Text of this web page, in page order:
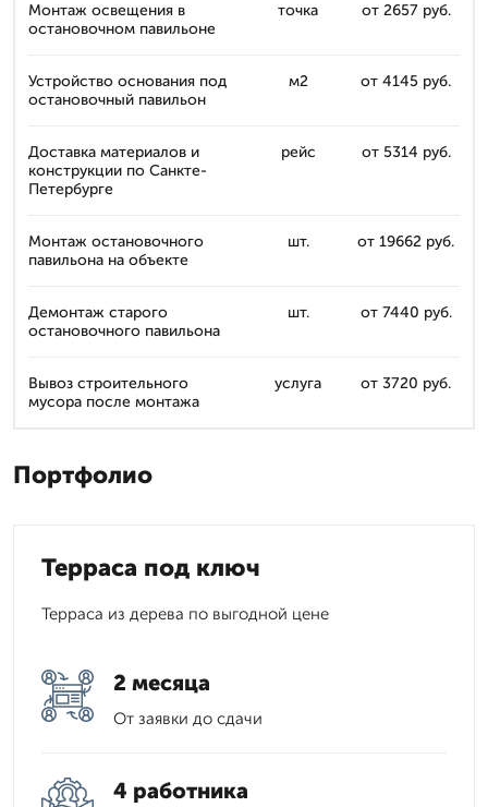
Монтаж освещения в
остановочном павильоне
точка от 2657 руб.
Устройство основания под
остановочный павильон
м2 от 4145 руб.
Доставка материалов и
конструкции по Санкте-
Петербурге
рейс от 5314 руб.
Монтаж остановочного
павильона на объекте
шт. от 19662 руб.
Демонтаж старого
остановочного павильона
шт. от 7440 руб.
Вывоз строительного
мусора после монтажа
услуга от 3720 руб.
Портфолио
Терраса под ключ
Терраса из дерева по выгодной цене
2 месяца
От заявки до сдачи
4 работника